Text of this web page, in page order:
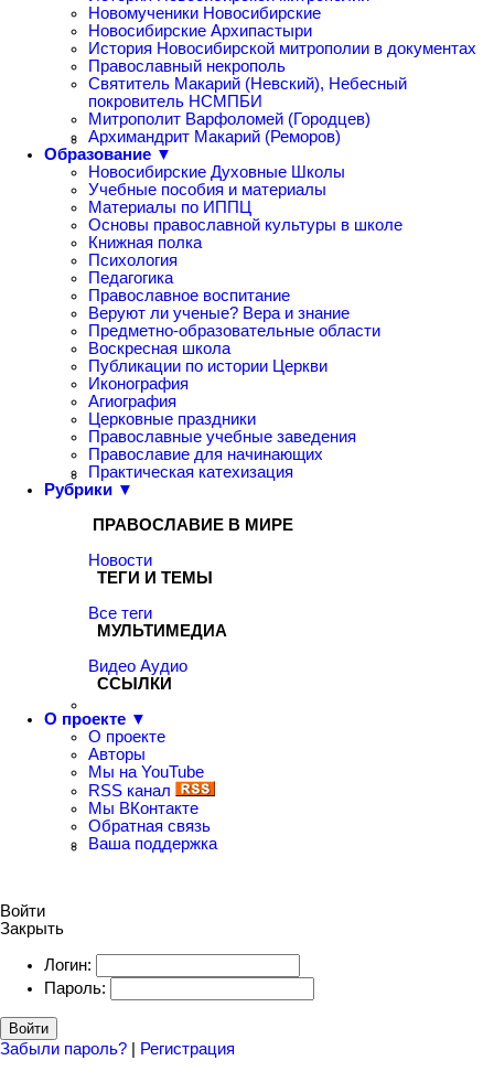
Новомученики Новосибирские
Новосибирские Архипастыри
История Новосибирской митрополии в документах
Православный некрополь
Святитель Макарий (Невский), Небесный
покровитель НСМПБИ
Митрополит Варфоломей (Городцев)
Архимандрит Макарий (Реморов)
Образование ▼
Новосибирские Духовные Школы
Учебные пособия и материалы
Материалы по ИППЦ
Основы православной культуры в школе
Книжная полка
Психология
Педагогика
Православное воспитание
Веруют ли ученые? Вера и знание
Предметно-образовательные области
Воскресная школа
Публикации по истории Церкви
Иконография
Агиография
Церковные праздники
Православные учебные заведения
Православие для начинающих
Практическая катехизация
Рубрики ▼
ПРАВОСЛАВИЕ В МИРЕ
Новости
ТЕГИ И ТЕМЫ
Все теги
МУЛЬТИМЕДИА
Видео Аудио
ССЫЛКИ
О проекте ▼
О проекте
Авторы
Мы на YouTube
RSS канал
Мы ВКонтакте
Обратная связь
Ваша поддержка
Войти
Закрыть
Логин:
Пароль:
Войти
Забыли пароль? | Регистрация